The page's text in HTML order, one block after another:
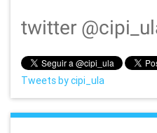
twitter
Tweets by cipi_ula